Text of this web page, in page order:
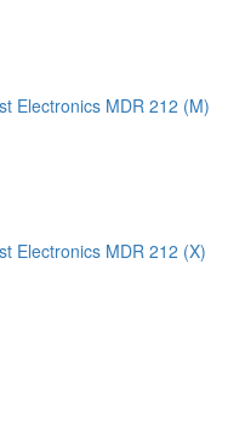
Electronics MDR 212 (M)
Electronics MDR 212 (X)